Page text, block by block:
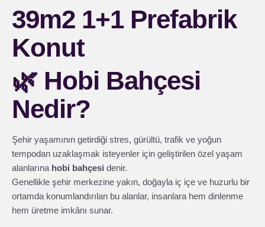
39m2 1+1 Prefabrik
Konut
🌿 Hobi Bahçesi
Nedir?
Şehir yaşamının getirdiği stres, gürültü, trafik ve yoğun
tempodan uzaklaşmak isteyenler için geliştirilen özel yaşam
alanlarına hobi bahçesi denir.
Genellikle şehir merkezine yakın, doğayla iç içe ve huzurlu bir
ortamda konumlandırılan bu alanlar, insanlara hem dinlenme
hem üretme imkânı sunar.